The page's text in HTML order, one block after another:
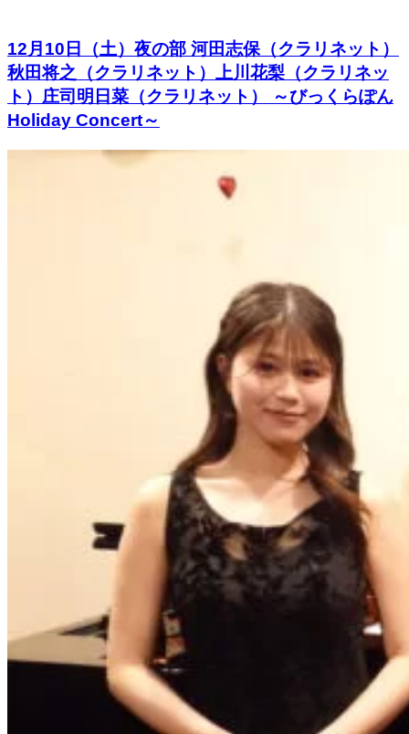
12月10日（土）夜の部 河田志保（クラリネット）
秋田将之（クラリネット）上川花梨（クラリネッ
ト）庄司明日菜（クラリネット） ～びっくらぽん
Holiday Concert～